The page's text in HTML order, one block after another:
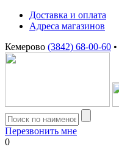
Доставка и оплата
Адреса магазинов
Кемерово (3842) 68-00-60 •
Перезвонить мне
0